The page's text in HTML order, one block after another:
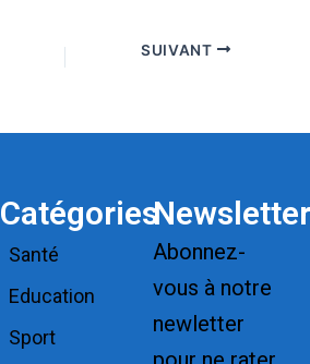
SUIVANT
Catégories
Santé
Education
Sport
Newsletter
Abonnez-
vous à notre
newletter